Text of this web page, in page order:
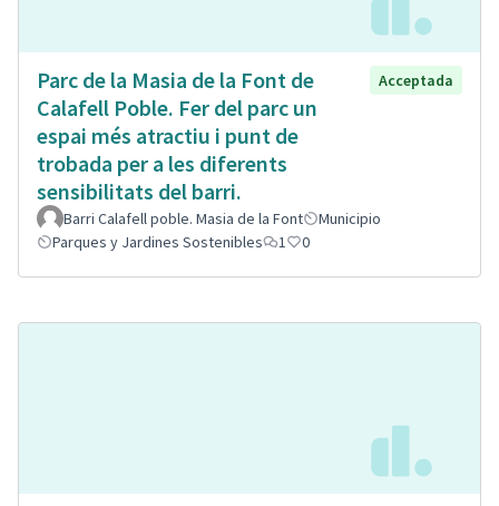
Parc de la Masia de la Font de
Calafell Poble. Fer del parc un
espai més atractiu i punt de
trobada per a les diferents
sensibilitats del barri.
Acceptada
Barri Calafell poble. Masia de la Font
Municipio
Parques y Jardines Sostenibles
1 0